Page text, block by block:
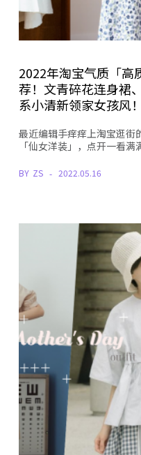
2022年淘宝气质「高
荐！文青碎花连身裙
系小清新领家女孩风！
最近编辑手痒痒上淘宝逛街
「仙女洋装」，点开一看
BY ZS 2022.05.16